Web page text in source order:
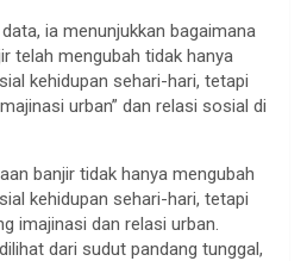
ia menunjukkan bagaimana
telah mengubah tidak hanya
kehidupan sehari-hari, tetapi
urban” dan relasi sosial di
banjir tidak hanya mengubah
kehidupan sehari-hari, tetapi
imajinasi dan relasi urban.
dari sudut pandang tunggal,